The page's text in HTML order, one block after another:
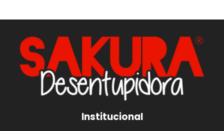
Institucional